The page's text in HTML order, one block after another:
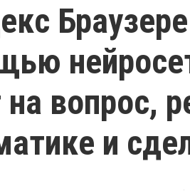
на вопрос,
и